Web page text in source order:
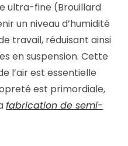
ultra-fine (Brouillard
un niveau d’humidité
travail, réduisant ainsi
en suspension. Cette
l’air est essentielle
est primordiale,
fabrication de semi-